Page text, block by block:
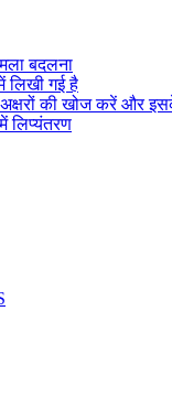
बदलना
लिखी गई है
की खोज करें और
लिप्यंतरण